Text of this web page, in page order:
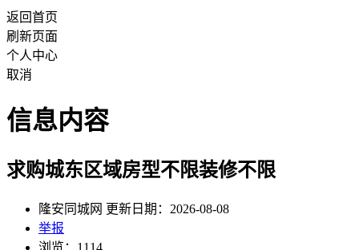
返回首页
刷新页面
个人中心
取消
信息内容
求购城东区域房型不限装修不限
隆安同城网 更新日期：2026-08-08
举报
浏览：1114